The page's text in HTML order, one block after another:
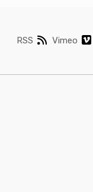
Vimeo
RSS